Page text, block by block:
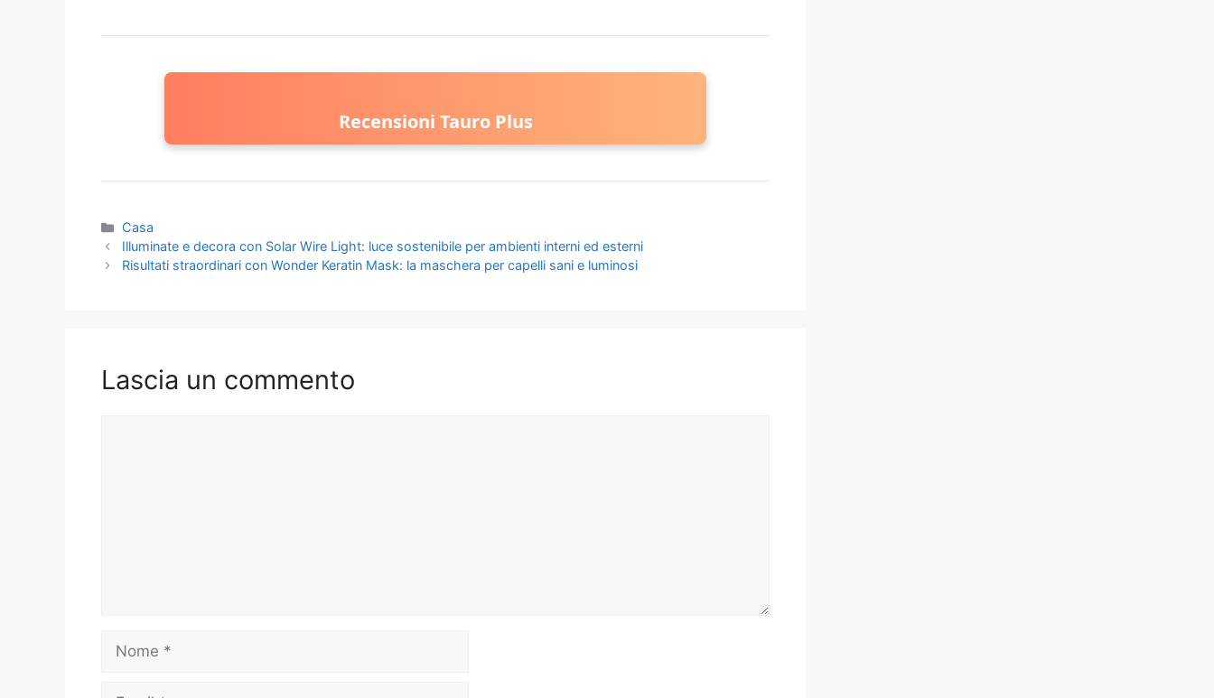
Recensioni Tauro Plus
Categorie
Casa
Illuminate e decora con Solar Wire Light: luce sostenibile per ambienti interni ed esterni
Risultati straordinari con Wonder Keratin Mask: la maschera per capelli sani e luminosi
Lascia un commento
Nome
Email